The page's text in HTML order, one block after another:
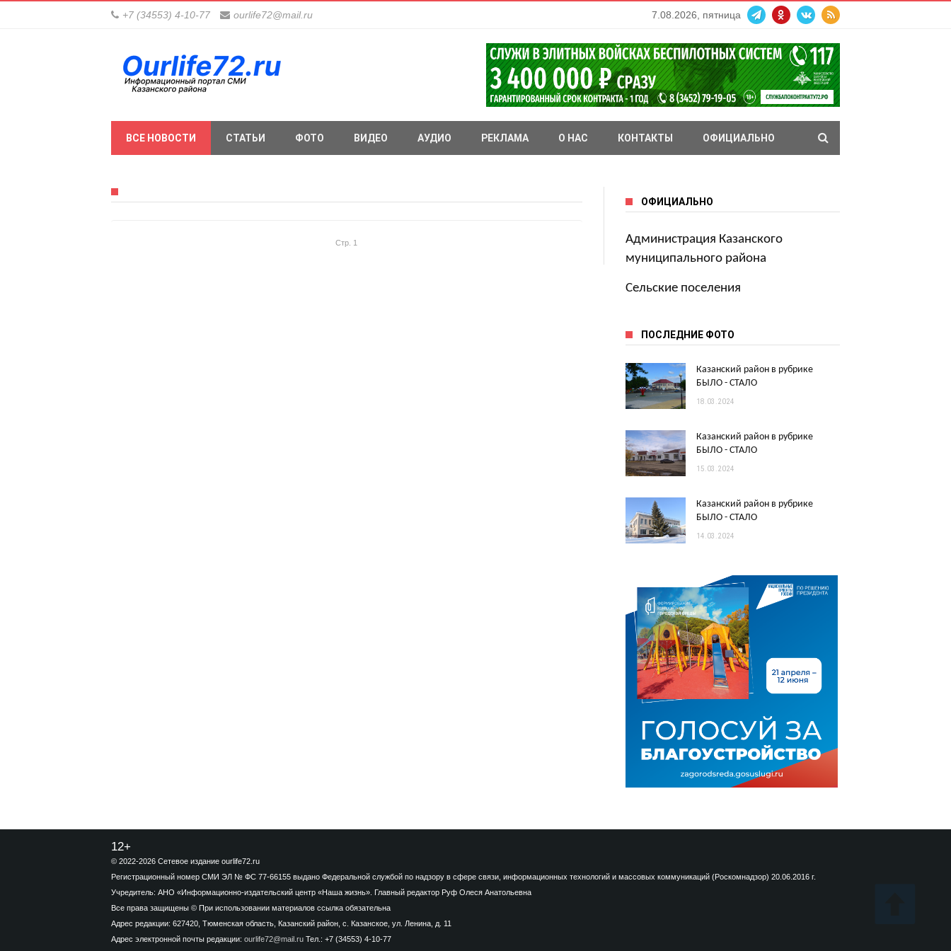
+7 (34553) 4-10-77 ourlife72@mail.ru 7.08.2026, пятница
ВСЕ НОВОСТИ СТАТЬИ ФОТО ВИДЕО АУДИО РЕКЛАМА О НАС КОНТАКТЫ ОФИЦИАЛЬНО
Стр. 1
ОФИЦИАЛЬНО
Администрация Казанского
муниципального района
Сельские поселения
ПОСЛЕДНИЕ ФОТО
Казанский район в рубрике
БЫЛО - СТАЛО
18.03.2024
Казанский район в рубрике
БЫЛО - СТАЛО
15.03.2024
Казанский район в рубрике
БЫЛО - СТАЛО
14.03.2024
12+
© 2022-2026 Сетевое издание ourlife72.ru
Регистрационный номер СМИ ЭЛ № ФС 77-66155 выдано Федеральной службой по надзору в сфере связи, информационных технологий и массовых коммуникаций (Роскомнадзор) 20.06.2016 г.
Учредитель: АНО «Информационно-издательский центр «Наша жизнь». Главный редактор Руф Олеся Анатольевна
Все права защищены © При использовании материалов ссылка обязательна
Адрес редакции: 627420, Тюменская область, Казанский район, с. Казанское, ул. Ленина, д. 11
Адрес электронной почты редакции: ourlife72@mail.ru Тел.: +7 (34553) 4-10-77